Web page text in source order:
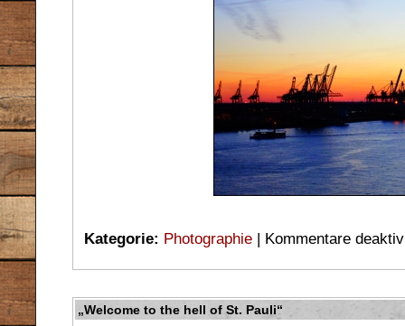
Kategorie: Photographie | Kommentare
„Welcome to the hell of St. Pauli“